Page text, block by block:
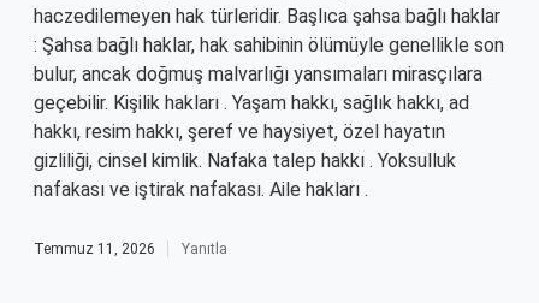
haczedilemeyen hak türleridir. Başlıca şahsa bağlı haklar
: Şahsa bağlı haklar, hak sahibinin ölümüyle genellikle son
bulur, ancak doğmuş malvarlığı yansımaları mirasçılara
geçebilir. Kişilik hakları . Yaşam hakkı, sağlık hakkı, ad
hakkı, resim hakkı, şeref ve haysiyet, özel hayatın
gizliliği, cinsel kimlik. Nafaka talep hakkı . Yoksulluk
nafakası ve iştirak nafakası. Aile hakları .
Temmuz 11, 2026 Yanıtla